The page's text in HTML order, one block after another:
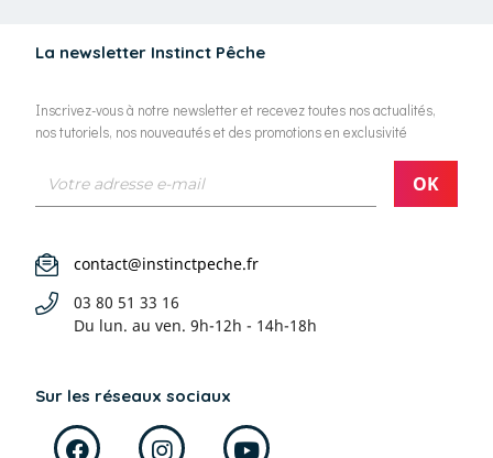
La newsletter Instinct Pêche
Inscrivez-vous à notre newsletter et recevez toutes nos actualités,
nos tutoriels, nos nouveautés et des promotions en exclusivité
contact@instinctpeche.fr
03 80 51 33 16
Du lun. au ven. 9h-12h - 14h-18h
Sur les réseaux sociaux